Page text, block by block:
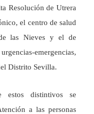
Resolución de Utrera
el centro de salud
las Nieves y el de
emergencias,
Distrito Sevilla.
estos distintivos se
a las personas